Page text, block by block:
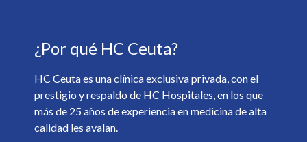
Privacidad. *
¿Por qué HC Ceuta?
HC Ceuta es una clínica exclusiva privada, con el
prestigio y respaldo de HC Hospitales, en los que
más de 25 años de experiencia en medicina de alta
calidad les avalan.